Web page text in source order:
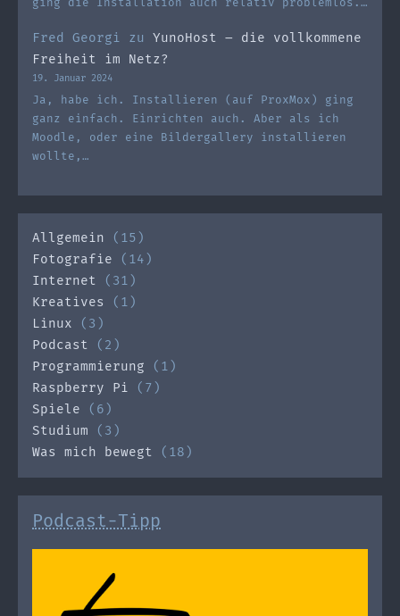
Fred Georgi zu YunoHost – die vollkommene
Freiheit im Netz?
19. Januar 2024
Ja, habe ich. Installieren (auf ProxMox) ging
ganz einfach. Einrichten auch. Aber als ich
Moodle, oder eine Bildergallery installieren
wollte,…
Allgemein (15)
Fotografie (14)
Internet (31)
Kreatives
(1)
Linux (3)
Podcast (2)
Programmierung (1)
Raspberry Pi (7)
Spiele (6)
Studium (3)
Was mich bewegt (18)
Podcast-Tipp